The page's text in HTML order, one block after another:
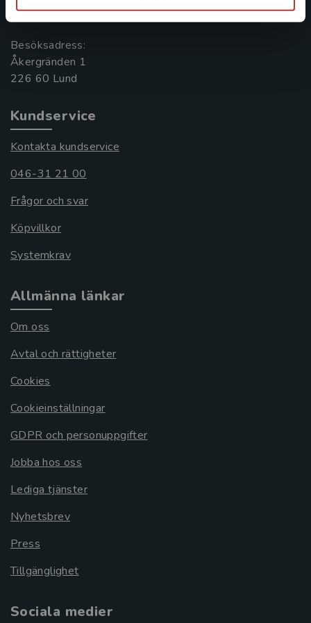
221 00 Lund
Besöksadress:
Åkergränden 1
Kundservice
Kontakta kundservice
046-31 21 00
Frågor och svar
Köpvillkor
Systemkrav
Allmänna länkar
Om oss
Avtal och rättigheter
Cookies
Cookieinställningar
GDPR och personuppgifter
Jobba hos oss
Lediga tjänster
Nyhetsbrev
Press
Tillgänglighet
Sociala medier